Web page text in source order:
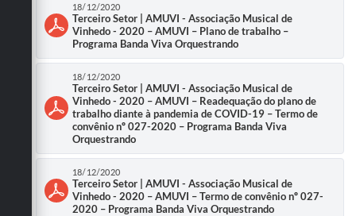
18/12/2020
Terceiro Setor | AMUVI - Associação Musical de
Vinhedo - 2020 – AMUVI – Plano de trabalho –
Programa Banda Viva Orquestrando
18/12/2020
Terceiro Setor | AMUVI - Associação Musical de
Vinhedo - 2020 – AMUVI – Readequação do plano de
trabalho diante à pandemia de COVID-19 – Termo de
convênio nº 027-2020 – Programa Banda Viva
Orquestrando
18/12/2020
Terceiro Setor | AMUVI - Associação Musical de
Vinhedo - 2020 – AMUVI – Termo de convênio nº 027-
2020 – Programa Banda Viva Orquestrando